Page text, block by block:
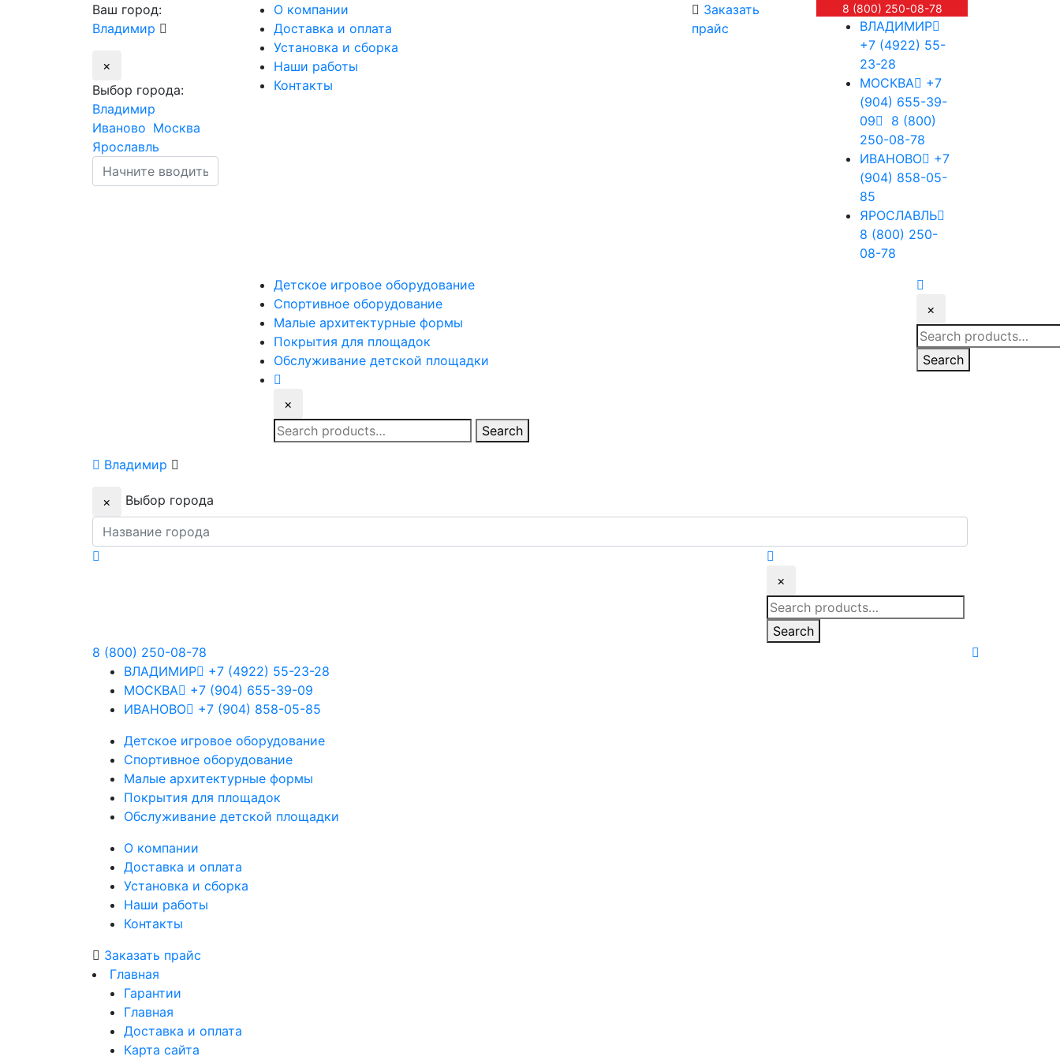
Ваш город:
Владимир
×
Выбор города:
Владимир
Иваново Москва
Ярославль
О компании
Доставка и оплата
Установка и сборка
Наши работы
Контакты
Заказать
прайс
8 (800) 250-08-78
ВЛАДИМИР
+7 (4922) 55-
23-28
МОСКВА
+7
(904) 655-39-
09
8 (800)
250-08-78
ИВАНОВО
+7
(904) 858-05-
85
ЯРОСЛАВЛЬ
8 (800) 250-
08-78
Детское игровое оборудование
Спортивное оборудование
Малые архитектурные формы
Покрытия для площадок
Обслуживание детской площадки
×
Search
for:
Search
×
Search
for:
Search
Владимир
× Выбор города
×
Search
for:
Search
8 (800) 250-08-78
ВЛАДИМИР
+7 (4922) 55-23-28
МОСКВА
+7 (904) 655-39-09
ИВАНОВО
+7 (904) 858-05-85
Детское игровое оборудование
Спортивное оборудование
Малые архитектурные формы
Покрытия для площадок
Обслуживание детской площадки
О компании
Доставка и оплата
Установка и сборка
Наши работы
Контакты
Заказать прайс
Главная
Гарантии
Главная
Доставка и оплата
Карта сайта